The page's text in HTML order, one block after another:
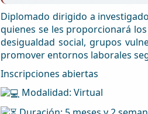
Diplomado dirigido a
quienes se les proporcionará
desigualdad social, grupos
promover entornos laborales
Inscripciones abiertas
Modalidad: Virtual